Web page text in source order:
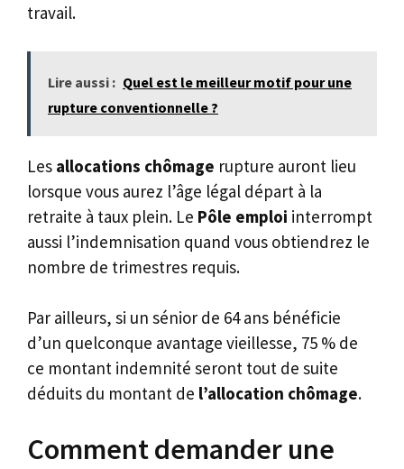
travail.
Lire aussi : Quel est le meilleur motif pour une
rupture conventionnelle ?
Les allocations chômage rupture auront lieu
lorsque vous aurez l’âge légal départ à la
retraite à taux plein. Le Pôle emploi interrompt
aussi l’indemnisation quand vous obtiendrez le
nombre de trimestres requis.
Par ailleurs, si un sénior de 64 ans bénéficie
d’un quelconque avantage vieillesse, 75 % de
ce montant indemnité seront tout de suite
déduits du montant de l’allocation chômage.
Comment demander une